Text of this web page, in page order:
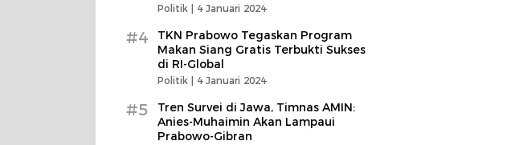
Politik | 4 Januari 2024
#4
TKN Prabowo Tegaskan Program
Makan Siang Gratis Terbukti Sukses
di RI-Global
Politik | 4 Januari 2024
#5
Tren Survei di Jawa, Timnas AMIN:
Anies-Muhaimin Akan Lampaui
Prabowo-Gibran